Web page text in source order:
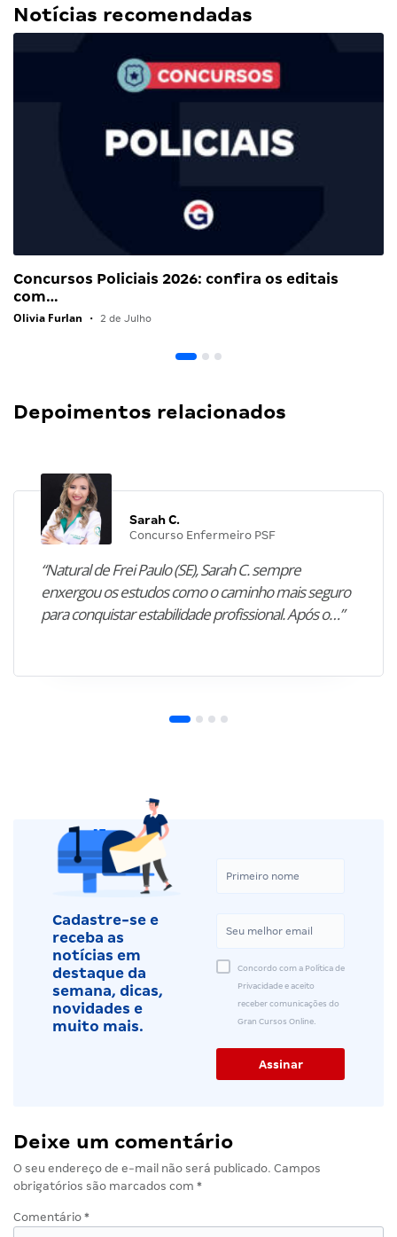
Notícias recomendadas
Concursos Policiais 2026: confira os editais
com…
Olivia Furlan • 2 de Julho
Depoimentos relacionados
Sarah C.
Concurso Enfermeiro PSF
“Natural de Frei Paulo (SE), Sarah C. sempre
enxergou os estudos como o caminho mais seguro
para conquistar estabilidade profissional. Após o…”
Cadastre-se e
receba as
notícias em
destaque da
semana, dicas,
novidades e
muito mais.
Concordo com a Política de
Privacidade e aceito
receber comunicações do
Gran Cursos Online.
Deixe um comentário
O seu endereço de e-mail não será publicado. Campos
obrigatórios são marcados com *
Comentário *